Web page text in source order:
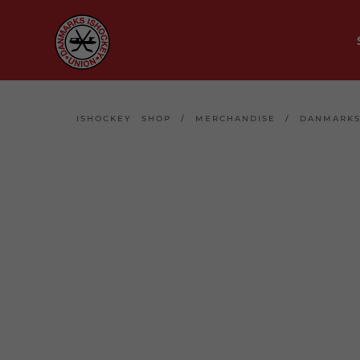
ISHOCKEY SHOP / MERCHANDISE /